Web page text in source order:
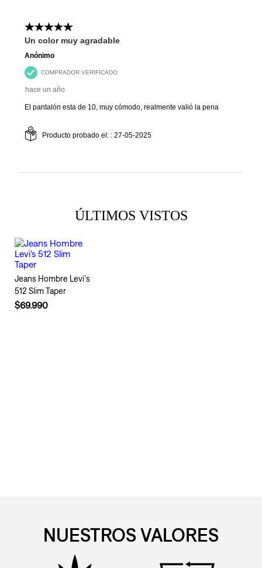
ÚLTIMOS VISTOS
Jeans Hombre Levi's
512 Slim Taper
$69.990
NUESTROS VALORES